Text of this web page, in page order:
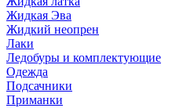
Жидкая Эва
Жидкий неопрен
Лаки
Ледобуры и комплектующие
Одежда
Подсачники
Приманки